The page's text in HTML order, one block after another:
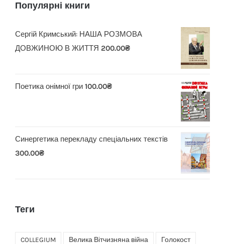
Популярні книги
Сергій Кримський: НАША РОЗМОВА
ДОВЖИНОЮ В ЖИТТЯ 200.00₴
Поетика онімної гри 100.00₴
Синергетика перекладу спеціальних текстів
300.00₴
Теги
COLLEGIUM Велика Вітчизняна війна Голокост